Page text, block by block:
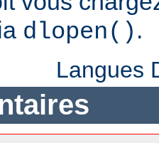
dlopen() .
Langues